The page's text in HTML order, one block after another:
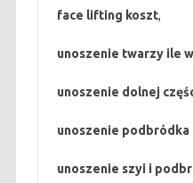
face lifting koszt,
unoszenie twarzy ile
unoszenie dolnej
unoszenie podbródka
unoszenie szyi i